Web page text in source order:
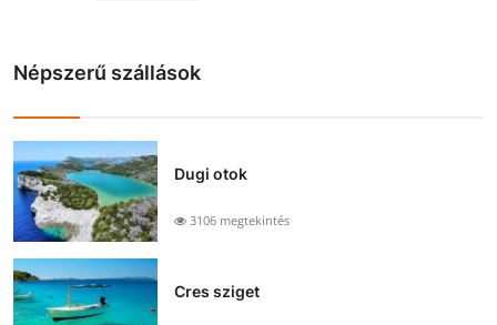
Népszerű szállások
Dugi otok
3106 megtekintés
Cres sziget